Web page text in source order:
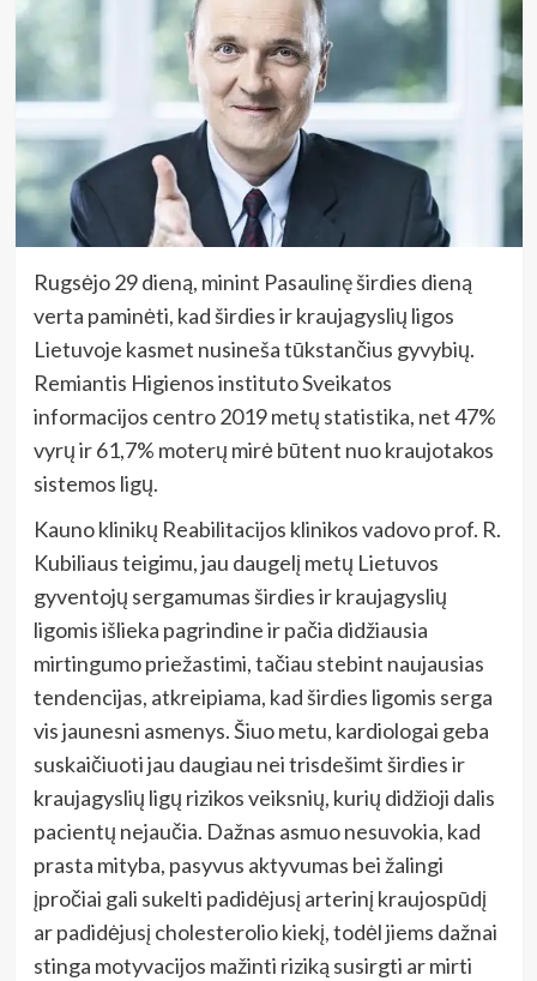
Rugsėjo 29 dieną, minint Pasaulinę širdies dieną
verta paminėti, kad širdies ir kraujagyslių ligos
Lietuvoje kasmet nusineša tūkstančius gyvybių.
Remiantis Higienos instituto Sveikatos
informacijos centro 2019 metų statistika, net 47%
vyrų ir 61,7% moterų mirė būtent nuo kraujotakos
sistemos ligų.
Kauno klinikų Reabilitacijos klinikos vadovo prof. R.
Kubiliaus teigimu, jau daugelį metų Lietuvos
gyventojų sergamumas širdies ir kraujagyslių
ligomis išlieka pagrindine ir pačia didžiausia
mirtingumo priežastimi, tačiau stebint naujausias
tendencijas, atkreipiama, kad širdies ligomis serga
vis jaunesni asmenys. Šiuo metu, kardiologai geba
suskaičiuoti jau daugiau nei trisdešimt širdies ir
kraujagyslių ligų rizikos veiksnių, kurių didžioji dalis
pacientų nejaučia. Dažnas asmuo nesuvokia, kad
prasta mityba, pasyvus aktyvumas bei žalingi
įpročiai gali sukelti padidėjusį arterinį kraujospūdį
ar padidėjusį cholesterolio kiekį, todėl jiems dažnai
stinga motyvacijos mažinti riziką susirgti ar mirti